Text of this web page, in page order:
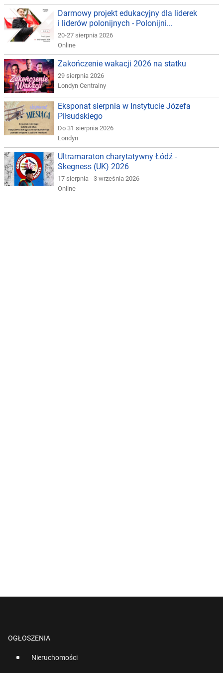
Darmowy projekt edukacyjny dla liderek
i liderów polonijnych - Polonijni...
20-27 sierpnia 2026
Online
Zakończenie wakacji 2026 na statku
29 sierpnia 2026
Londyn Centralny
Eksponat sierpnia w Instytucie Józefa
Piłsudskiego
Do 31 sierpnia 2026
Londyn
Ultramaraton charytatywny Łódź -
Skegness (UK) 2026
17 sierpnia - 3 września 2026
Online
OGŁOSZENIA
Nieruchomości